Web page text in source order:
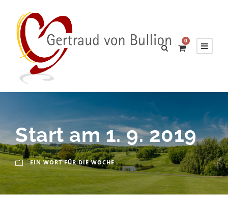
0
Start am 1. 9. 2019
EIN WORT FÜR DIE WOCHE